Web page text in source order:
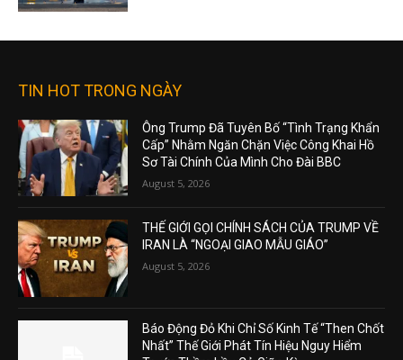
TIN HOT TRONG NGÀY
Ông Trump Đã Tuyên Bố “Tình Trạng Khẩn
Cấp” Nhằm Ngăn Chặn Việc Công Khai Hồ
Sơ Tài Chính Của Mình Cho Đài BBC
August 5, 2026
THẾ GIỚI GỌI CHÍNH SÁCH CỦA TRUMP VỀ
IRAN LÀ “NGOẠI GIAO MẪU GIÁO”
August 5, 2026
Báo Động Đỏ Khi Chỉ Số Kinh Tế “Then Chốt
Nhất” Thế Giới Phát Tín Hiệu Nguy Hiểm